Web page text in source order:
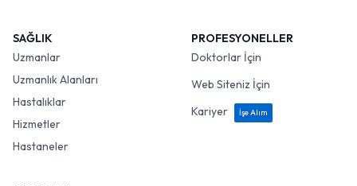
SAĞLIK
Uzmanlar
Uzmanlık Alanları
Hastalıklar
Hizmetler
Hastaneler
PROFESYONELLER
Doktorlar İçin
Web Siteniz İçin
Kariyer
İşe Alım